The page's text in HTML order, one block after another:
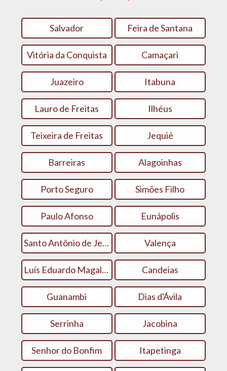
Salvador Feira de Santana
Vitória da Conquista Camaçari
Juazeiro Itabuna
Lauro de Freitas Ilhéus
Teixeira de Freitas Jequié
Barreiras Alagoinhas
Porto Seguro Simões Filho
Paulo Afonso Eunápolis
Santo Antônio de Jesus Valença
Luís Eduardo Magalhães Candeias
Guanambi Dias d'Ávila
Serrinha Jacobina
Senhor do Bonfim Itapetinga